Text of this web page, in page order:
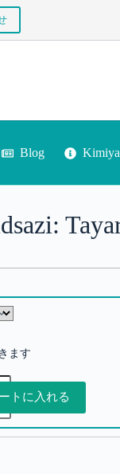
Blog
ます
トに入れる